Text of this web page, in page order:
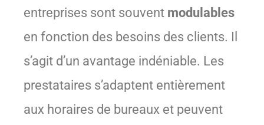
entreprises sont souvent modulables
en fonction des besoins des clients. Il
s’agit d’un avantage indéniable. Les
prestataires s’adaptent entièrement
aux horaires de bureaux et peuvent